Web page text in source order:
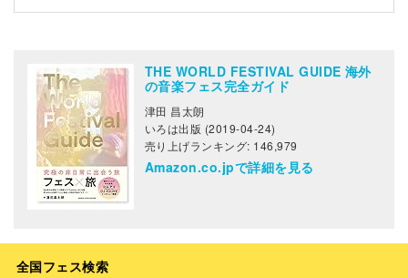
THE WORLD FESTIVAL GUIDE 海外
の音楽フェス完全ガイド
津田 昌太朗
いろは出版 (2019-04-24)
売り上げランキング: 146,979
Amazon.co.jpで詳細を見る
全国フェス検索